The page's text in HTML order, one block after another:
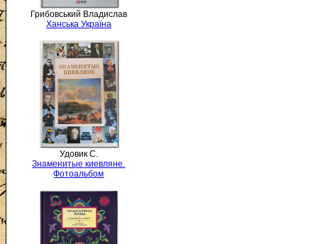
Грибовський Владислав
Ханська Україна
Удовик С.
Знаменитые киевляне.
Фотоальбом